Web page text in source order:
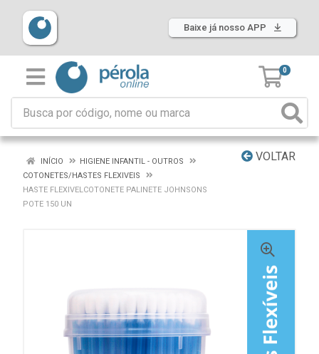
Baixe já nosso APP
0
VOLTAR
INÍCIO
HIGIENE INFANTIL - OUTROS
COTONETES/HASTES FLEXIVEIS
HASTE FLEXIVELCOTONETE PALINETE JOHNSONS
POTE 150 UN